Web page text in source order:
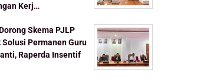
Kerj…
Skema PJLP
Solusi Permanen Guru
Raperda Insentif